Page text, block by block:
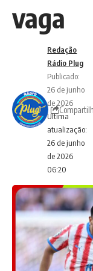
vaga
Ultima
atualização:
26 de junho
de 2026
06:20
Redação
Rádio Plug
Publicado:
26 de junho
de 2026